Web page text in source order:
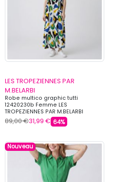
LES TROPEZIENNES PAR
M.BELARBI
Robe multico graphic tutti
12420230b Femme LES
TROPEZIENNES PAR M.BELARBI
89,00 €31,99 € 64%
Nouveau